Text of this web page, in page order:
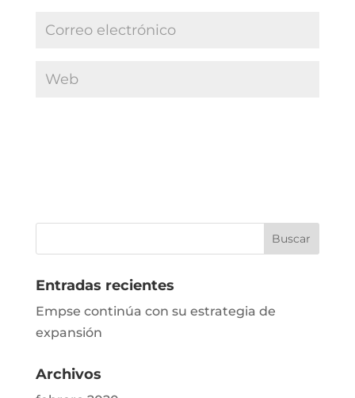
Entradas recientes
Empse continúa con su estrategia de
expansión
Archivos